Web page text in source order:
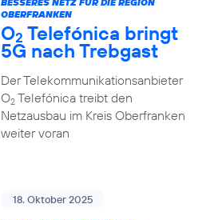
OBERFRANKEN
O2 Telefónica bringt
5G nach Trebgast
Der Telekommunikationsanbieter
O2Telefónica treibt den
Netzausbau im Kreis Oberfranken
weiter voran
18. Oktober 2025